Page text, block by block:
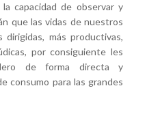
capacidad de observar y
que las vidas de nuestros
más productivas,
por consiguiente les
de forma directa y
consumo para las grandes